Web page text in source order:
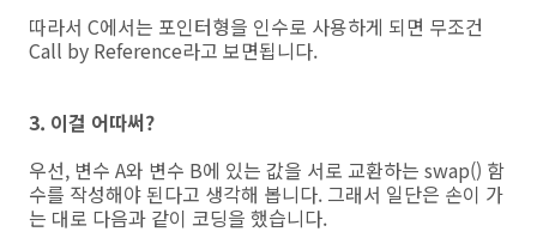
따라서 C에서는 포인터형을 인수로 사용하게 되면 무조건
Call by Reference라고 보면됩니다.
3. 이걸 어따써?
우선, 변수 A와 변수 B에 있는 값을 서로 교환하는 swap() 함
수를 작성해야 된다고 생각해 봅니다. 그래서 일단은 손이 가
는 대로 다음과 같이 코딩을 했습니다.